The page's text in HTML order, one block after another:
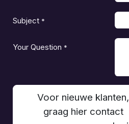
Subject *
Your Question *
Voor nieuwe klanten,
graag hier contact